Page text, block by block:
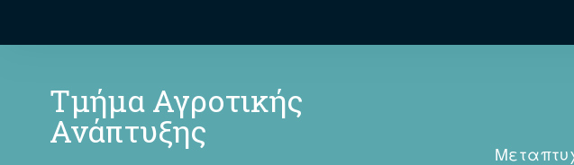
Τμήμα Αγροτικής
Ανάπτυξης